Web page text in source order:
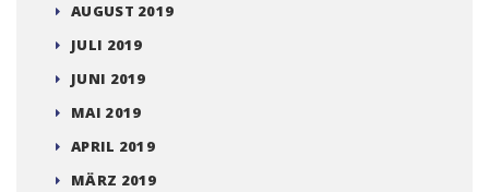
AUGUST 2019
JULI 2019
JUNI 2019
MAI 2019
APRIL 2019
MÄRZ 2019